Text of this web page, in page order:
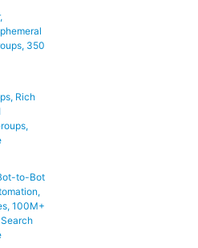
350
Rich
to-Bot
100M+